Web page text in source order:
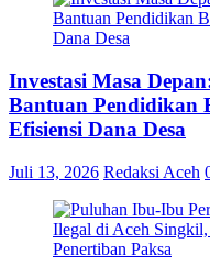
Investasi Masa
Bantuan Pendidikan
Efisiensi Dana Desa
Juli 13, 2026 Redaksi Aceh